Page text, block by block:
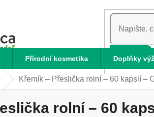
HLEDAT
Přírodní kosmetika Doplňky
Křemík – Přeslička rolní – 60 kapslí –
rolní – 60